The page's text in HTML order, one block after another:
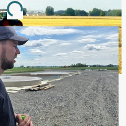
Loading...